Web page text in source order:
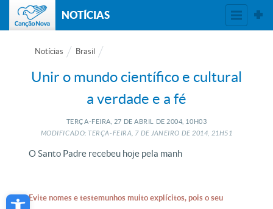
Open toolbar
NOTÍCIAS
Notícias Brasil
Unir o mundo científico e cultural
a verdade e a fé
TERÇA-FEIRA, 27 DE ABRIL DE 2004, 10H03
MODIFICADO: TERÇA-FEIRA, 7DEJANEIRO DE2014, 21H51
O Santo Padre recebeu hoje pela manh
Evite nomes e testemunhos muito explícitos, pois o seu